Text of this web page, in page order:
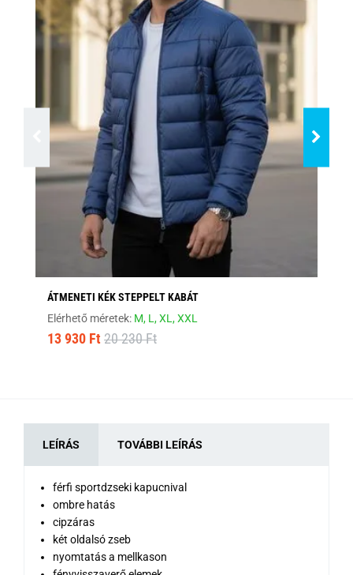
ÁTMENETI KÉK STEPPELT KABÁT
Elérhető méretek: M, L,XL,XXL
13 930 Ft 20 230 Ft
LEÍRÁS TOVÁBBI LEÍRÁS
férfi sportdzseki kapucnival
ombre hatás
cipzáras
két oldalsó zseb
nyomtatás a mellkason